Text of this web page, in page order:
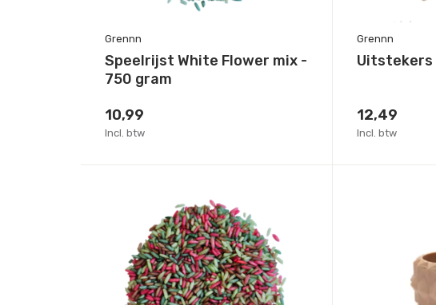
Grennn
Speelrijst White Flower mix -
750 gram
10,99
Incl. btw
Grennn
Uitstekers
12,49
Incl. btw